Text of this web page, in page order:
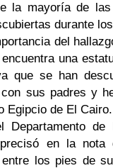
la mayoría de
durante
del
una
que se han
sus padres y
Egipcio de El Cairo.
de
en la nota
los pies de